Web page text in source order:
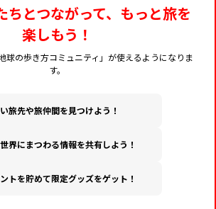
ちとつながって、もっと旅を
楽しもう！
球の歩き方コミュニティ」が使えるようになりま
す。
旅先や旅仲間を見つけよう！
界にまつわる情報を共有しよう！
トを貯めて限定グッズをゲット！